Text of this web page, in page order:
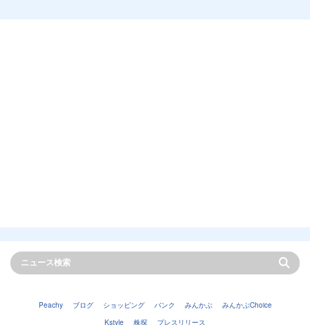
Peachy ブログ ショッピング バンク みんかぶ
みんかぶChoice
Kstyle
株探 プレスリリース